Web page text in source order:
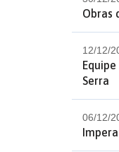
Obras
12/12/
Serra
06/12/